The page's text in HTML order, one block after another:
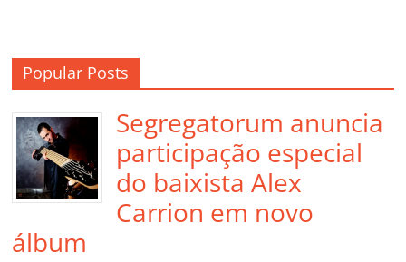
Popular Posts
Segregatorum anuncia
participação especial
do baixista Alex
Carrion em novo
álbum